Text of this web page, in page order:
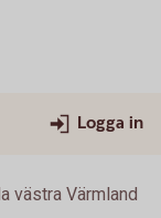
Logga in
västra Värmland